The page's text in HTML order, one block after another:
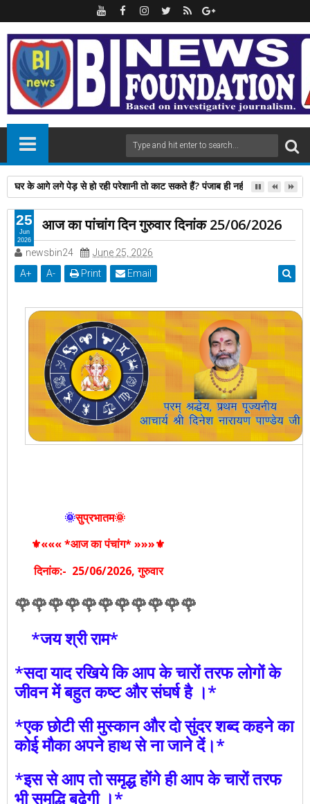
घर के आगे लगे पेड़ से हो रही परेशानी तो काट सकते हैं? पंजाब ही नहीं, दिल्‍ली-यूपी
आज का पांचांग दिन गुरुवार दिनांक 25/06/2026
newsbin24
June 25, 2026
A+ A- Print Email
🌞सुप्रभातम🌞
⚜️««« *आज का पंचांग* »»»⚜️
दिनांक:- 25/06/2026, गुरुवार
🌹🌹🌹🌹🌹🌹🌹🌹🌹🌹🌹
*जय श्री राम*
*सदा याद रखिये कि आप के चारों तरफ लोगों के
जीवन में बहुत कष्ट और संघर्ष है ।*
*एक छोटी सी मुस्कान और दो सुंदर शब्द कहने का
कोई मौका अपने हाथ से ना जाने दें।*
*इस से आप तो समृद्ध होंगे ही आप के चारों तरफ
भी समृद्धि बढेगी ।*
25
Jun
2026